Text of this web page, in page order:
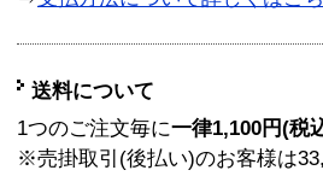
送料について
1つのご注文毎に一律1,100円(税
※売掛取引(後払い)のお客様は